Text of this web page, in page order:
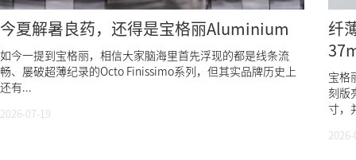
今夏解暑良药，还得是宝格丽Aluminium
如今一提到宝格丽，相信大家脑海里首先浮现的都是线条流
畅、屡破超薄纪录的Octo Finissimo系列，但其实品牌历史上
还有...
2026-07-19
纤
宝格
刻版
寸，